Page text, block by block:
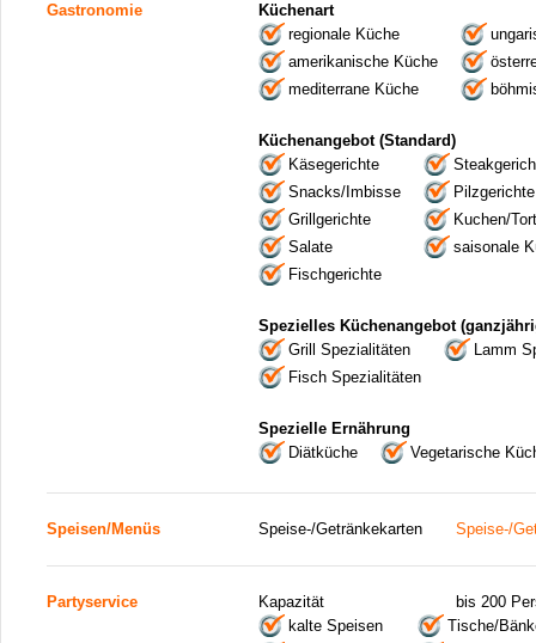
Gastronomie
Küchenart
regionale Küche
amerikanische Küche
mediterrane Küche
Küchenangebot (Standard)
Käsegerichte
Snacks/Imbisse
Pilzgerichte
Grillgerichte
Kuchen/
Salate
saisonale
Fischgerichte
Spezielles Küchenangebot
Grill Spezialitäten
Lamm
Fisch Spezialitäten
Spezielle Ernährung
Diätküche
Vegetarische
Speisen/Menüs Speise-/Getränkekarten Speise-/
Partyservice Kapazität
bis 200
kalte Speisen
Tische/